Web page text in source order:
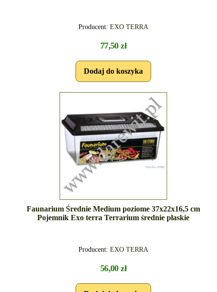
Producent: EXO TERRA
77,50 zł
Faunarium Średnie Medium poziome 37x22x16,5 cm
Pojemnik Exo terra Terrarium średnie płaskie
Producent: EXO TERRA
56,00 zł